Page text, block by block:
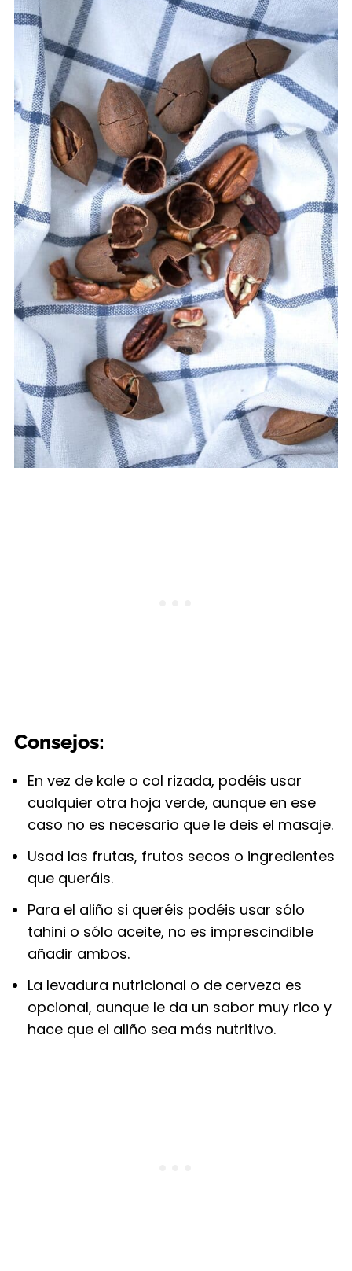
Consejos:
En vez de kale o col rizada, podéis usar
cualquier otra hoja verde, aunque en ese
caso no es necesario que le deis el masaje.
Usad las frutas, frutos secos o ingredientes
que queráis.
Para el aliño si queréis podéis usar sólo
tahini o sólo aceite, no es imprescindible
añadir ambos.
La levadura nutricional o de cerveza es
opcional, aunque le da un sabor muy rico y
hace que el aliño sea más nutritivo.